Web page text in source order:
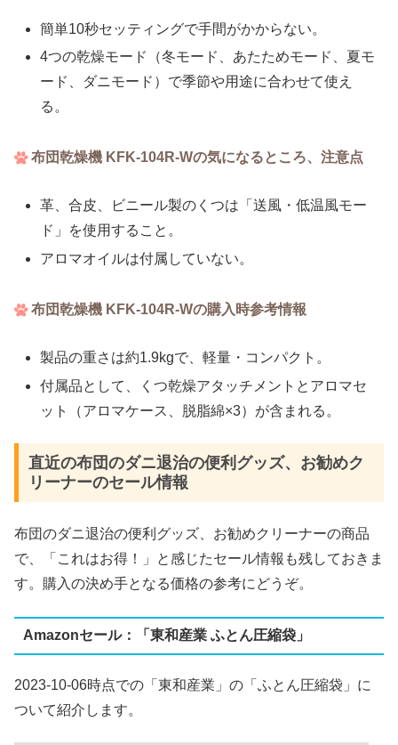
簡単10秒セッティングで手間がかからない。
4つの乾燥モード（冬モード、あたためモード、夏モ
ード、ダニモード）で季節や用途に合わせて使え
る。
布団乾燥機 KFK-104R-Wの気になるところ、注意点
革、合皮、ビニール製のくつは「送風・低温風モー
ド」を使用すること。
アロマオイルは付属していない。
布団乾燥機 KFK-104R-Wの購入時参考情報
製品の重さは約1.9kgで、軽量・コンパクト。
付属品として、くつ乾燥アタッチメントとアロマセ
ット（アロマケース、脱脂綿×3）が含まれる。
直近の布団のダニ退治の便利グッズ、お勧めク
リーナーのセール情報
布団のダニ退治の便利グッズ、お勧めクリーナーの商品
で、「これはお得！」と感じたセール情報も残しておきま
す。購入の決め手となる価格の参考にどうぞ。
Amazonセール：「東和産業 ふとん圧縮袋」
2023-10-06時点での「東和産業」の「ふとん圧縮袋」に
ついて紹介します。